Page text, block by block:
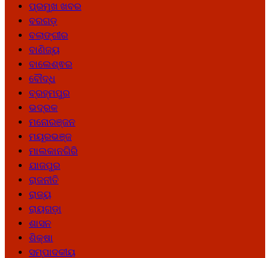
ପ୍ରମୁଖ ଖବର
ବରଗଡ଼
ବଲାଙ୍ଗୀର
ବାଣିଜ୍ୟ
ବାଲେଶ୍ଵର
ବୌଦ୍ଧ
ବ୍ରହ୍ମପୁର
ଭଦ୍ରକ
ମନୋରଞ୍ଜନ
ମୟୂରଭଞ୍ଜ
ମାଲକାନଗିରି
ଯାଜପୁର
ରାଜନୀତି
ରାଜ୍ୟ
ରାୟଗଡ଼ା
ଶାସନ
ଶିକ୍ଷା
ସମ୍ପାଦକୀୟ